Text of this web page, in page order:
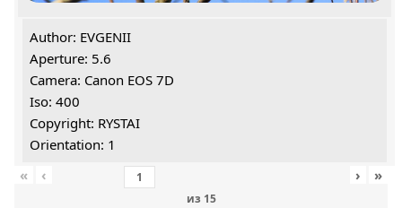
Author: EVGENII
Aperture: 5.6
Camera: Canon EOS 7D
Iso: 400
Copyright: RYSTAI
Orientation: 1
«
‹
из 15
› »